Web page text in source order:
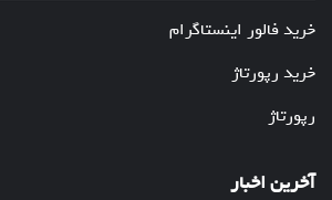
خرید فالور اینستاگرام
خرید رپورتاژ
رپورتاژ
آخرین اخبار